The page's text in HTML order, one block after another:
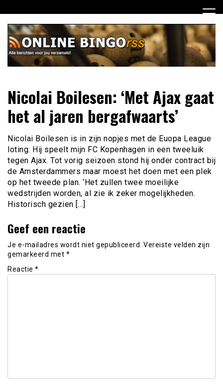
naar
inhoud
Online Bingo RSS
verzameld
Nicolai Boilesen: ‘Met Ajax gaat
het al jaren bergafwaarts’
Nicolai Boilesen is in zijn nopjes met de Euopa League
loting. Hij speelt mijn FC Kopenhagen in een tweeluik
tegen Ajax. Tot vorig seizoen stond hij onder contract bij
de Amsterdammers maar moest het doen met een plek
op het tweede plan. ‘Het zullen twee moeilijke
wedstrijden worden, al zie ik zeker mogelijkheden.
Historisch gezien […]
Geef een reactie
Je e-mailadres wordt niet gepubliceerd. Vereiste velden zijn
gemarkeerd met *
Reactie *